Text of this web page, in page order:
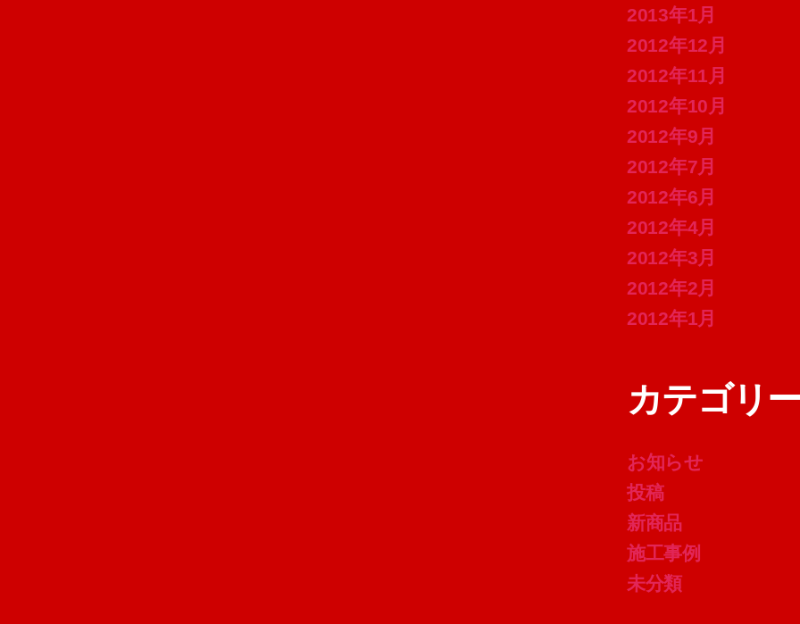
2013年1月
2012年12月
2012年11月
2012年10月
2012年9月
2012年7月
2012年6月
2012年4月
2012年3月
2012年2月
2012年1月
カテゴリ
お知らせ
投稿
新商品
施工事例
未分類